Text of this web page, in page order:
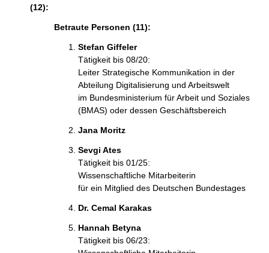
(12):
Betraute Personen (11):
Stefan Giffeler
Tätigkeit bis 08/20:
Leiter Strategische Kommunikation in der
Abteilung Digitalisierung und Arbeitswelt
im Bundesministerium für Arbeit und Soziales
(BMAS) oder dessen Geschäftsbereich
Jana Moritz
Sevgi Ates
Tätigkeit bis 01/25:
Wissenschaftliche Mitarbeiterin
für ein Mitglied des Deutschen Bundestages
Dr. Cemal Karakas
Hannah Betyna
Tätigkeit bis 06/23: